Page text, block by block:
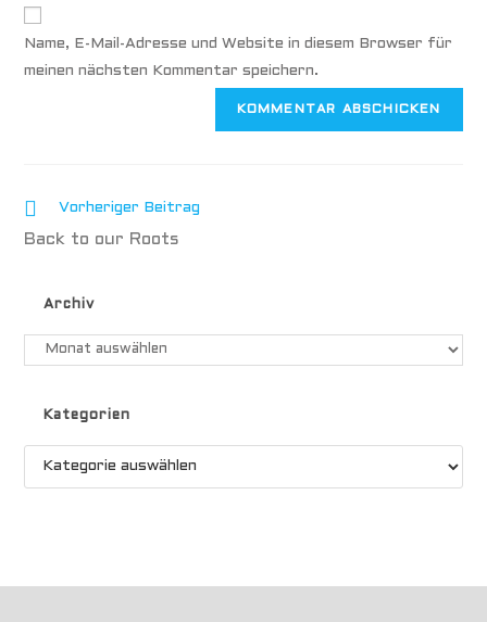
Name, E-Mail-Adresse und Website in diesem Browser für
meinen nächsten Kommentar speichern.
Vorheriger Beitrag
Back to our Roots
Archiv
Kategorien